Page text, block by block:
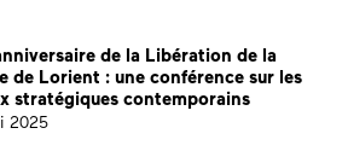
de la Libération de la
de Lorient : une conférence sur les
stratégiques contemporains
2025